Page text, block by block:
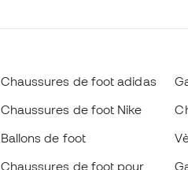
Chaussures de foot adidas
Chaussures de foot Nike
Ballons de foot
Chaussures de foot pour